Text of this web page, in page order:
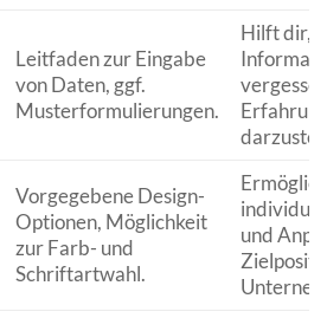
Leitfaden zur Eingabe
von Daten, ggf.
Musterformulierungen.
Hilft dir,
Vorgegebene Design-
Optionen, Möglichkeit
zur Farb- und
Schriftartwahl.
und